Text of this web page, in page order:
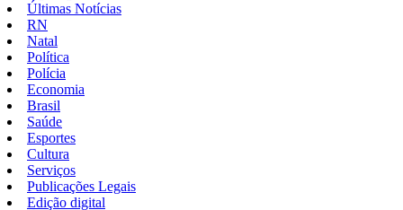
Últimas Notícias
RN
Natal
Política
Polícia
Economia
Brasil
Saúde
Esportes
Cultura
Serviços
Publicações Legais
Edição digital